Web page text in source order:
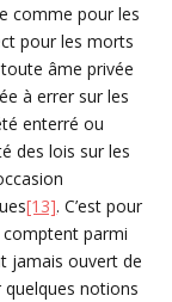
comme pour les
pour les morts
âme privée
à errer sur les
enterré ou
des lois sur les
[13]. C’est pour
comptent parmi
jamais ouvert de
quelques notions